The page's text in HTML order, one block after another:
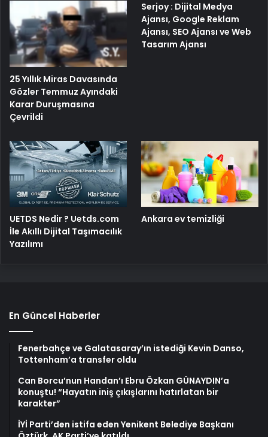
25 Yıllık Miras Davasında
Gözler Temmuz Ayındaki
Karar Duruşmasına
Çevrildi
Serjoy : Dijital Medya
Ajansı, Google Reklam
Ajansı, SEO Ajansı ve Web
Tasarım Ajansı
UETDS Nedir ? Uetds.com
İle Akıllı Dijital Taşımacılık
Yazılımı
Ankara ev temizliği
En Güncel Haberler
Fenerbahçe ve Galatasaray’ın istediği Kevin Danso,
Tottenham’a transfer oldu
Can Borcu’nun Handan’ı Ebru Özkan GÜNAYDIN’a
konuştu! “Hayatın iniş çıkışlarını hatırlatan bir
karakter”
İYİ Parti’den istifa eden Yenikent Belediye Başkanı